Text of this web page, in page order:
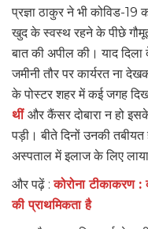
प्रज्ञा ठाकुर ने भी कोविड-19
खुद के स्वस्थ रहने के पीछे
बात की अपील की। याद दिला
जमीनी तौर पर कार्यरत ना
के पोस्टर शहर में कई जगह
थीं और कैंसर दोबारा न हो
पड़ी। बीते दिनों उनकी
अस्पताल में इलाज के लिए
और पढ़ें :कोरोना टीकाकरण :
की प्राथमिकता है